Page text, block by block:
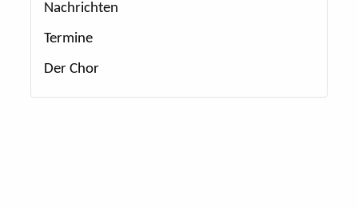
Nachrichten
Termine
Der Chor